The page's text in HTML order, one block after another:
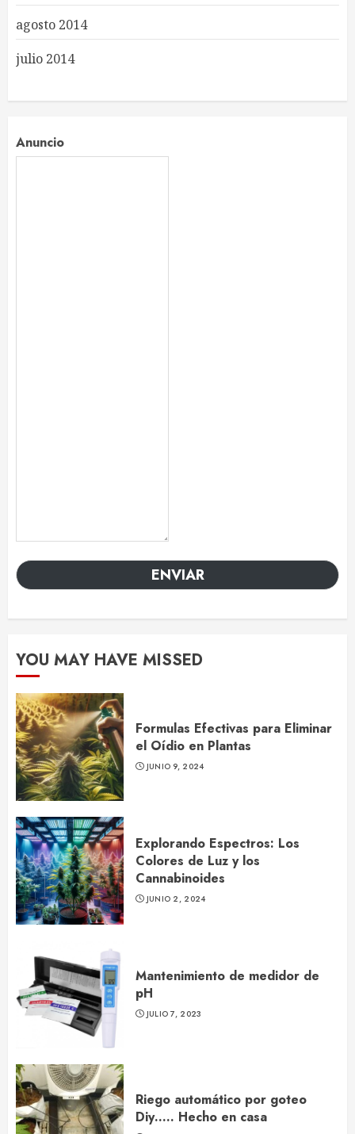
agosto 2014
julio 2014
Anuncio
ENVIAR
YOU MAY HAVE MISSED
Formulas Efectivas para Eliminar
el Oídio en Plantas
JUNIO 9, 2024
Explorando Espectros: Los
Colores de Luz y los
Cannabinoides
JUNIO 2, 2024
Mantenimiento de medidor de
pH
JULIO 7, 2023
Riego automático por goteo
Diy….. Hecho en casa